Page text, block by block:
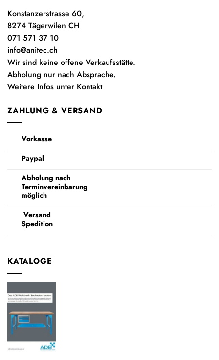
Konstanzerstrasse 60,
8274 Tägerwilen CH
071 571 37 10
info@anitec.ch
Wir sind keine offene Verkaufsstätte.
Abholung nur nach Absprache.
Weitere Infos unter Kontakt
ZAHLUNG & VERSAND
Vorkasse
Paypal
Abholung nach
Terminvereinbarung
möglich
Versand
Spedition
KATALOGE